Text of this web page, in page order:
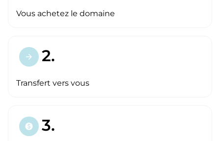
Vous achetez le domaine
arrow_forward 2.
Transfert vers vous
paid 3.